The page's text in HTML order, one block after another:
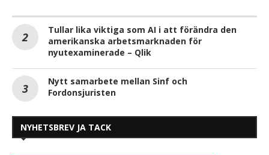
Tullar lika viktiga som AI i att förändra den
amerikanska arbetsmarknaden för
nyutexaminerade – Qlik
Nytt samarbete mellan Sinf och
Fordonsjuristen
NYHETSBREV JA TACK